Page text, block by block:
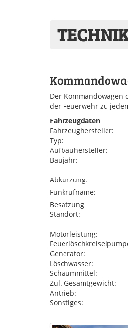
Der
der Feuerwehr zu
Fahrzeugdaten
Fahrzeughersteller:
Typ:
Aufbauhersteller:
Baujahr:
Abkürzung:
Funkrufname:
Besatzung:
Standort:
Motorleistung:
Generator:
Löschwasser:
Schaummittel:
Zul. Gesamtgewicht:
Antrieb:
Sonstiges: